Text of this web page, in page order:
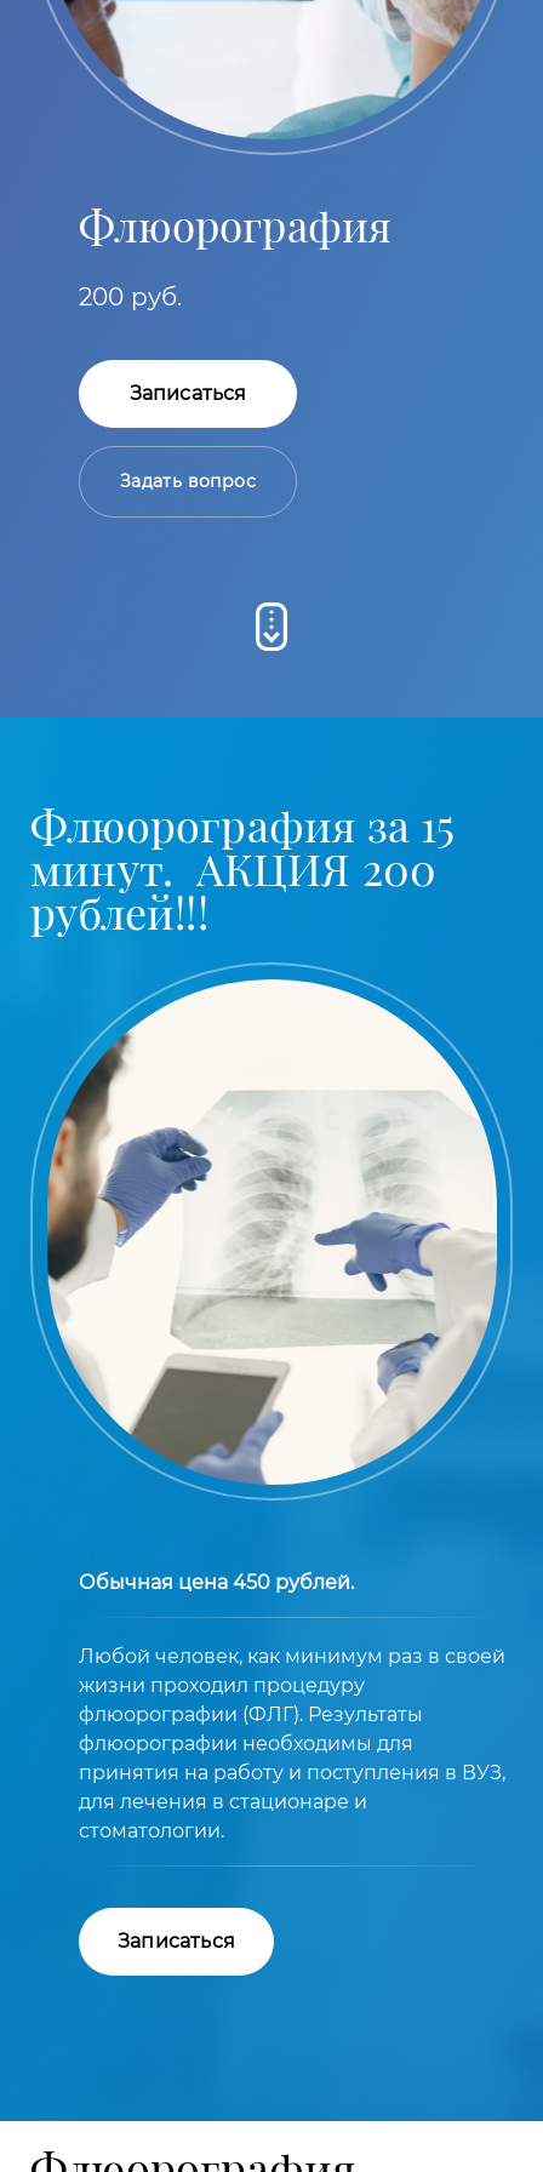
Флюорография
200 руб.
Записаться
Задать вопрос
Флюорография за 15
минут. АКЦИЯ 200
рублей!!!
Обычная цена 450 рублей.
Любой человек, как минимум раз в своей
жизни проходил процедуру
флюорографии (ФЛГ). Результаты
флюорографии необходимы для
принятия на работу и поступления в ВУЗ,
для лечения в стационаре и
стоматологии.
Записаться